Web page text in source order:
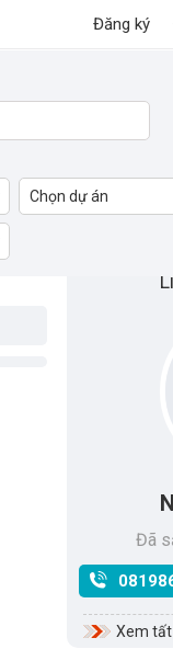
Đã
Xem
Chọn dự án
Đăng ký